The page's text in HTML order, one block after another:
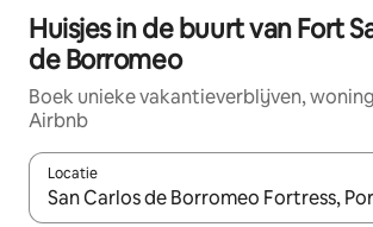
Huisjes in de buurt van Fort
de Borromeo
Boek unieke vakantieverblijven,
Airbnb
Locatie
Wanneer er suggesties beschikbaar zijn,